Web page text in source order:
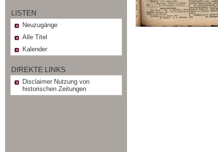
LISTEN
Neuzugänge
Alle Titel
Kalender
DIREKTE LINKS
Disclaimer Nutzung von
historischen Zeitungen